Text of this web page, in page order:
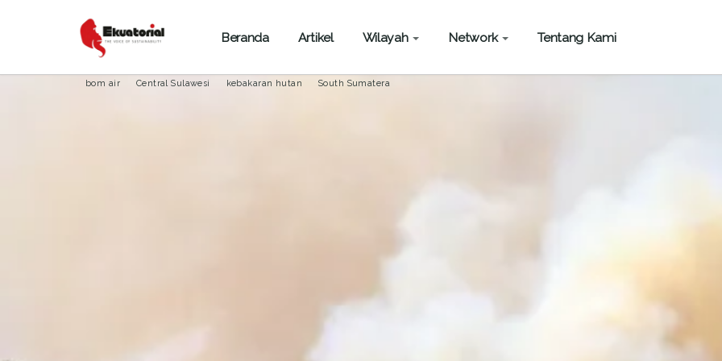
Beranda Artikel Wilayah Network Tentang Kami
BENCANA ALAM
bom air Central Sulawesi kebakaran hutan South Sumatera